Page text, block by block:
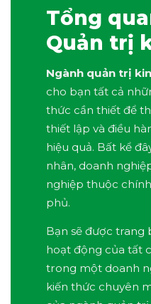
Tổng
Quản trị
Ngành quản trị
cho bạn tất cả
thức cần thiết để
thiết lập và điều
hiệu quả. Bất kể
nhân, doanh
nghiệp thuộc
phủ.
Bạn sẽ được trang
hoạt động của tất
trong một doanh
kiến thức chuyên